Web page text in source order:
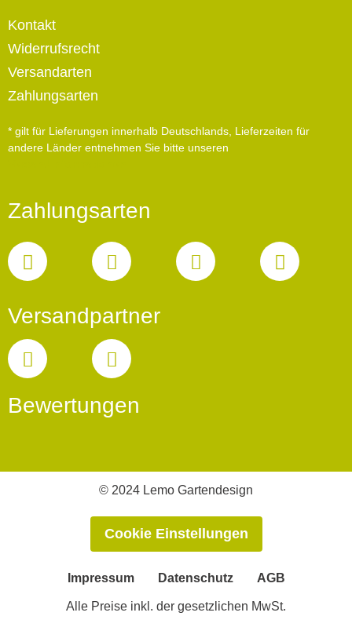
Kontakt
Widerrufsrecht
Versandarten
Zahlungsarten
* gilt für Lieferungen innerhalb Deutschlands, Lieferzeiten für
andere Länder entnehmen Sie bitte unseren
Zahlungsarten
Versandpartner
Bewertungen
© 2024 Lemo Gartendesign
Cookie Einstellungen
Impressum Datenschutz AGB
Alle Preise inkl. der gesetzlichen MwSt.